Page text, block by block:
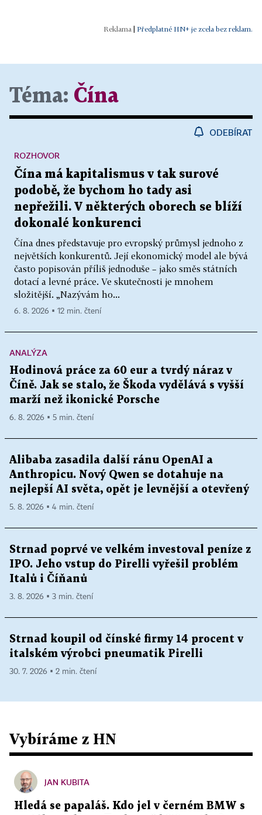
Předplatné HN+ je zcela bez reklam.
Téma: Čína
ODEBÍRAT
Čína má kapitalismus v tak surové
podobě, že bychom ho tady asi
nepřežili. V některých oborech se blíží
dokonalé konkurenci
Čína dnes představuje pro evropský průmysl jednoho z
největších konkurentů. Její ekonomický model ale bývá
často popisován příliš jednoduše – jako směs státních
dotací a levné práce. Ve skutečnosti je mnohem
složitější. „Nazývám ho...
ROZHOVOR
6. 8. 2026 ▪ 12 min. čtení
ANALÝZA
Hodinová práce za 60 eur a tvrdý náraz v
Číně. Jak se stalo, že Škoda vydělává s vyšší
marží než ikonické Porsche
6. 8. 2026 ▪ 5 min. čtení
Alibaba zasadila další ránu OpenAI a
Anthropicu. Nový Qwen se dotahuje na
nejlepší AI světa, opět je levnější a otevřený
5. 8. 2026 ▪ 4 min. čtení
Strnad poprvé ve velkém investoval peníze z
IPO. Jeho vstup do Pirelli vyřešil problém
Italů i Číňanů
3. 8. 2026 ▪ 3 min. čtení
Strnad koupil od čínské firmy 14 procent v
italském výrobci pneumatik Pirelli
30. 7. 2026 ▪ 2 min. čtení
Vybíráme z HN
JAN KUBITA
Hledá se papaláš. Kdo jel v černém BMW s